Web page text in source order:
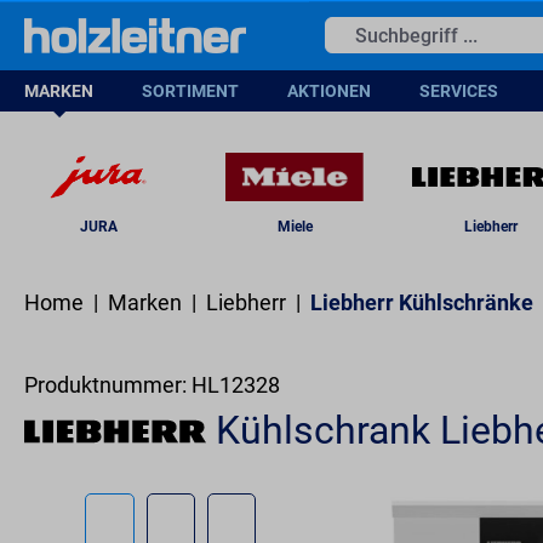
Zur Hauptnavigation springen
MARKEN SORTIMENT AKTIONEN SERVICES
JURA Miele Liebherr
Home | Marken | Liebherr | Liebherr Kühlschränke
Produktnummer: HL12328
Kühlschrank
Bildergalerie überspringen